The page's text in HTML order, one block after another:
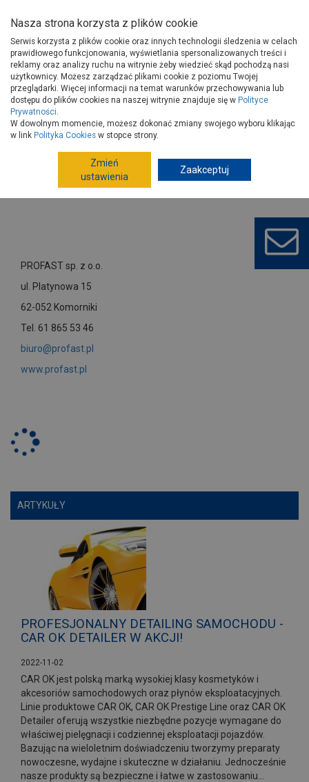
Strona główna Dostawcy PROFAST sp. z o.o.
PROFAST sp. z o.o.
ul. Platynowa 15
62-052 Komorniki
Tel. 61 865 53 46
biuro@profast.pl
www.profast.pl
ARTYKUŁY
PROFESJONALNY DETAILING SAMOCHODU -
CAR OK DETAILER W AKCJI!
2022-11-02
CAR OK jest polską marką wysokiej klasy kosmetyków i
akcesoriów samochodowych oraz płynów eksploatacyjnych.
Linie produktowe CAR OK, CAR OK Prestige Line oraz CAR OK
Detailer oferują wszystkie niezbędne pozycje wymagane do
właściwej pielęgnacji i codziennej eksploatacji pojazdów.
Bazując na wieloletnim doświadczeniu tworzymy preparaty
nowoczesne, wydajne i skuteczne w działaniu. Jednocześnie
nasze produkty są bezpieczne i łatwe w zastosowaniu...
Nasza strona korzysta z plików cookie
Serwis korzysta z plików cookie oraz innych technologii śledzenia w celach
prawidłowego funkcjonowania, wyświetlania spersonalizowanych treści i
reklamy oraz analizy ruchu na witrynie żeby wiedzieć skąd pochodzą nasi
użytkownicy. Możesz zarządzać plikami cookie z poziomu Twojej
przeglądarki. Więcej informacji na temat warunków przechowywania lub
dostępu do plików cookies na naszej witrynie znajduje się w Polityce
Prywatności.
W dowolnym momencie, możesz dokonać zmiany swojego wyboru klikając
w link Polityka Cookies w stopce strony.
Zmień
ustawienia
Zaakceptuj